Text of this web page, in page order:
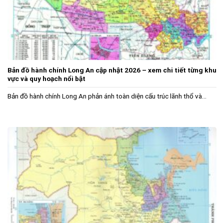
Bản đồ hành chính Long An cập nhật 2026 – xem chi tiết từng khu
vực và quy hoạch nổi bật
Bản đồ hành chính Long An phản ánh toàn diện cấu trúc lãnh thổ và...